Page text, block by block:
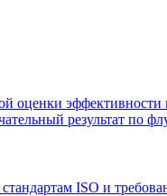
эффективности
результат по
ISO и